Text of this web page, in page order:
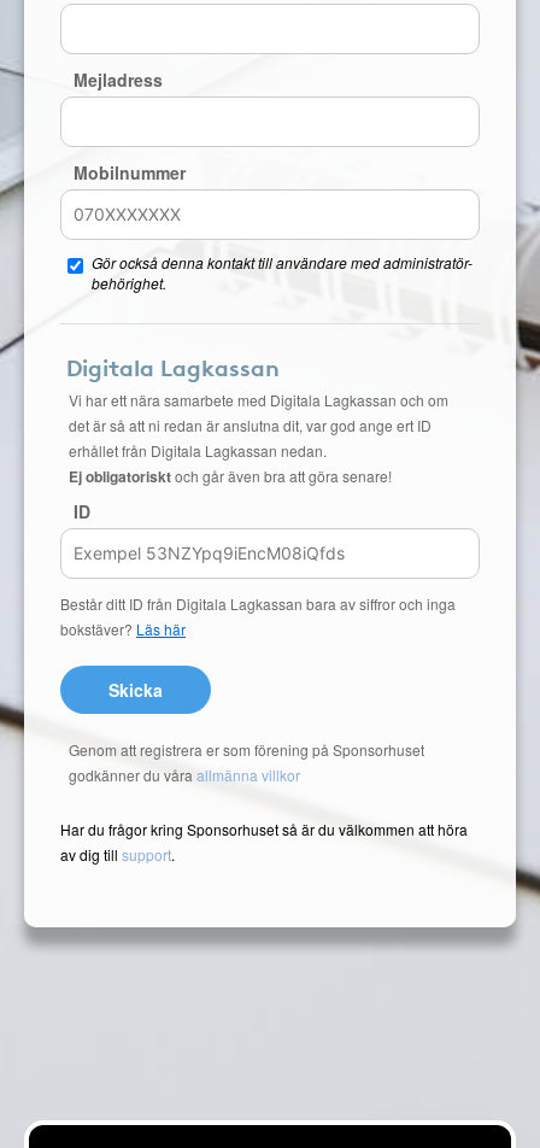
Mejladress
Mobilnummer
Gör också denna kontakt till användare med administratör-
behörighet.
Digitala Lagkassan
Vi har ett nära samarbete med Digitala Lagkassan och om
det är så att ni redan är anslutna dit, var god ange ert ID
erhållet från Digitala Lagkassan nedan.
Ej obligatorisktoch går även bra att göra senare!
ID
Består ditt ID från Digitala Lagkassan bara av siffror och inga
bokstäver? Läs här
Skicka
Genom att registrera er som förening på Sponsorhuset
godkänner du våra allmänna villkor
Har du frågor kring Sponsorhuset så är du välkommen att höra
av dig till support.